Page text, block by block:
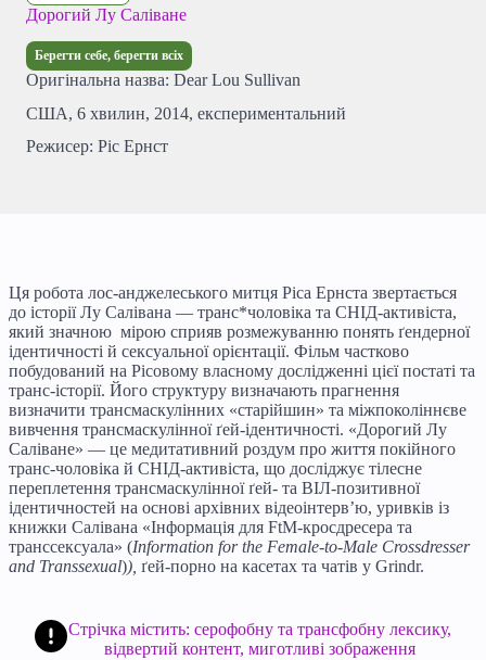
Дорогий Лу Саліване
Берегти себе, берегти всіх
Оригінальна назва: Dear Lou Sullivan
США, 6 хвилин, 2014, експериментальний
Режисер: Ріс Ернст
Ця робота лос-анджелеського митця Ріса Ернста звертається
до історії Лу Салівана — транс*чоловіка та СНІД-активіста,
який значною мірою сприяв розмежуванню понять ґендерної
ідентичності й сексуальної орієнтації. Фільм частково
побудований на Рісовому власному дослідженні цієї постаті та
транс-історії. Його структуру визначають прагнення
визначити трансмаскулінних «старійшин» та міжпоколіннєве
вивчення трансмаскулінної ґей-ідентичності. «Дорогий Лу
Саліване» — це медитативний роздум про життя покійного
транс-чоловіка й СНІД-активіста, що досліджує тілесне
переплетення трансмаскулінної ґей- та ВІЛ-позитивної
ідентичностей на основі архівних відеоінтерв’ю, уривків із
книжки Салівана «Інформація для FtM-кросдресера та
транссексуала» (Information for the Female-to-Male Crossdresser
and Transsexual)), ґей-порно на касетах та чатів у Grindr.
Стрічка містить: серофобну та трансфобну лексику,
відвертий контент, миготливі зображення